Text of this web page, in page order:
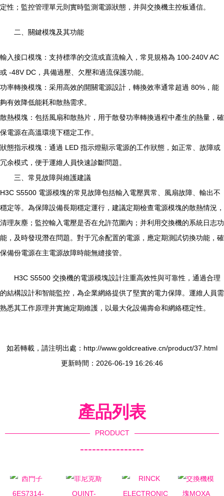
定性；監控管理單元則實時監測電源狀態，并與交換機主控板通信。
二、關鍵模塊及其功能
輸入接口模塊：支持標準的交流或直流輸入，常見規格為 100-240V AC
或 -48V DC，具備過壓、欠壓和過流保護功能。
功率轉換模塊：采用高效的開關電源設計，轉換效率通常超過 80%，能
夠有效降低能耗和散熱需求。
散熱模塊：包括風扇和散熱片，用于散發功率轉換過程中產生的熱量，確
保電源在高溫環境下穩定工作。
狀態指示模塊：通過 LED 指示燈顯示電源的工作狀態，如正常、故障或
冗余模式，便于運維人員快速診斷問題。
三、常見故障與維護建議
H3C S5500 電源模塊的常見故障包括輸入電壓異常、風扇故障、輸出不
穩定等。為保障設備長期穩定運行，建議定期檢查電源模塊的散熱情況，
清理灰塵；監控輸入電壓是否在允許范圍內；并利用交換機的系統日志功
能，及時發現潛在問題。對于冗余配置的電源，應定期測試切換功能，確
保備份電源在主電源故障時能無縫接管。
H3C S5500 交換機的電源模塊設計注重高效性與可靠性，通過合理
的結構設計和智能監控，為企業網絡提供了堅實的電力保障。運維人員需
熟悉其工作原理并實施定期維護，以最大化設備壽命和網絡穩定性。
如若轉載，請注明出處：http://www.goldcreative.cn/product/37.html
更新時間：2026-06-19 16:26:46
產品列表
PRODUCT
----------------